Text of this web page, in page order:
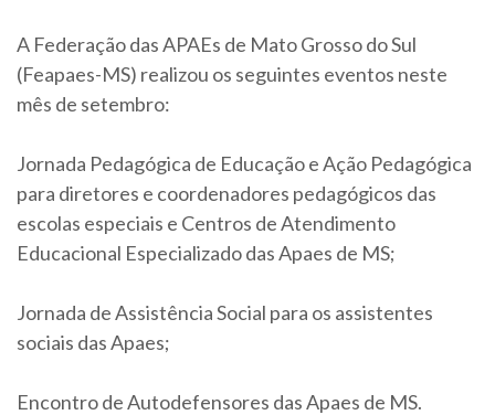
A Federação das APAEs de Mato Grosso do Sul
(Feapaes-MS) realizou os seguintes eventos neste
mês de setembro:
Jornada Pedagógica de Educação e Ação Pedagógica
para diretores e coordenadores pedagógicos das
escolas especiais e Centros de Atendimento
Educacional Especializado das Apaes de MS;
Jornada de Assistência Social para os assistentes
sociais das Apaes;
Encontro de Autodefensores das Apaes de MS.